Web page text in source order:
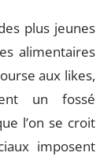
plus jeunes
alimentaires
aux likes,
un fossé
l’on se croit
imposent